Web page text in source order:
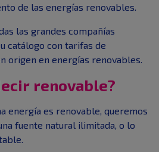
de las energías renovables.
las grandes compañías
catálogo con tarifas de
origen en energías renovables.
renovable?
energía es renovable, queremos
fuente natural ilimitada, o lo